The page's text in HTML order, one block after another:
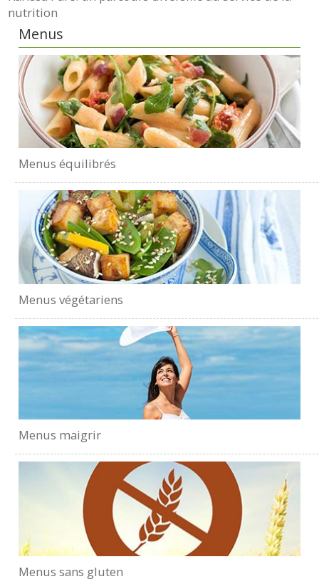
nutrition
Menus
Menus équilibrés
Menus végétariens
Menus maigrir
Menus sans gluten